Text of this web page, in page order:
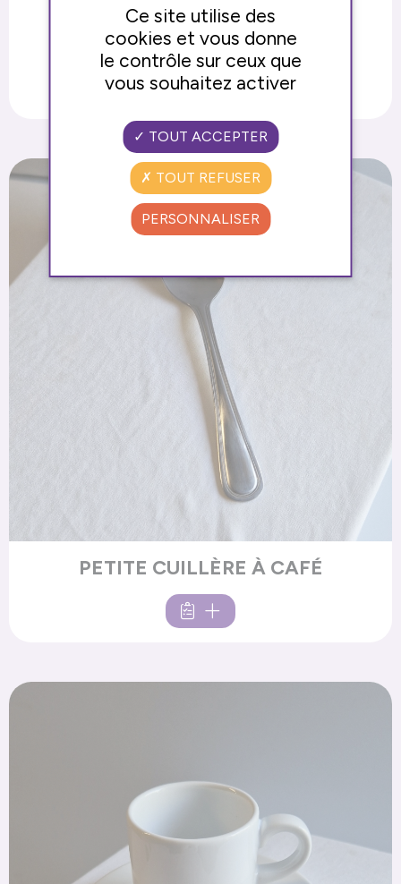
CUILLÈRE À DESSERT PETITE
Inox 18/0. Finition miroir
PETITE CUILLÈRE À CAFÉ
Ce site utilise des
cookies et vous donne
le contrôle sur ceux que
vous souhaitez activer
TOUT ACCEPTER
TOUT REFUSER
PERSONNALISER